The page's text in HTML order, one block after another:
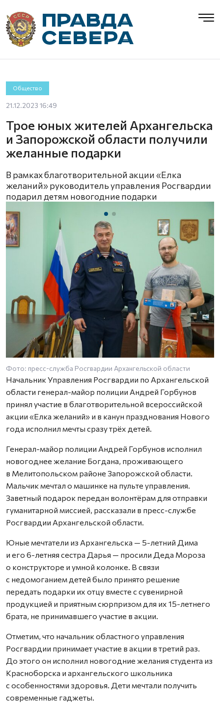
Общество
21.12.2023 16:49
Трое юных жителей Архангельска
и Запорожской области получили
желанные подарки
В рамках благотворительной акции «Елка
желаний» руководитель управления Росгвардии
подарил детям новогодние подарки
Фото: пресс-служба Росгвардии Архангельской области
Начальник Управления Росгвардии по Архангельской
области генерал-майор полиции Андрей Горбунов
принял участие в благотворительной всероссийской
акции «Елка желаний» и в канун празднования Нового
года исполнил мечты сразу трёх детей.
Генерал-майор полиции Андрей Горбунов исполнил
новогоднее желание Богдана, проживающего
в Мелитопольском районе Запорожской области.
Мальчик мечтал о машинке на пульте управления.
Заветный подарок передан волонтёрам для отправки
гуманитарной миссией, рассказали в пресс-службе
Росгвардии Архангельской области.
Юные мечтатели из Архангельска — 5-летний Дима
и его 6-летняя сестра Дарья — просили Деда Мороза
о конструкторе и умной колонке. В связи
с недомоганием детей было принято решение
передать подарки их отцу вместе с сувенирной
продукцией и приятным сюрпризом для их 15-летнего
брата, не принимавшего участие в акции.
Отметим, что начальник областного управления
Росгвардии принимает участие в акции в третий раз.
До этого он исполнил новогодние желания студента из
Красноборска и архангельского школьника
с особенностями здоровья. Дети мечтали получить
современные гаджеты.